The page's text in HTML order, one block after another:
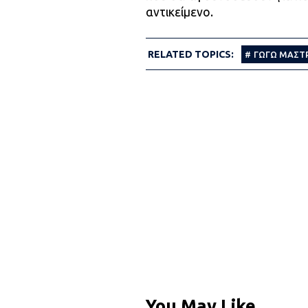
αντικείμενο.
RELATED TOPICS: ΓΩΓΩ